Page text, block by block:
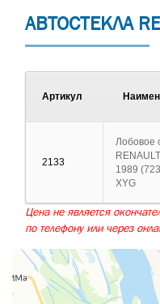
АВТОСТЕКЛА
Артикул
2133
Лобовое
1989
XYG
Цена не является
по телефону или через